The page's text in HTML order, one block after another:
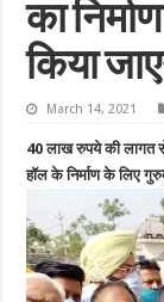
का
किया
March 14, 2021
40 लाख रुपये की लागत से
हॉल के निर्माण के लिए